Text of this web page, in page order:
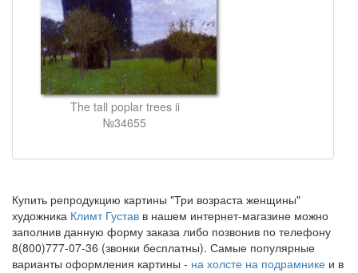
The tall poplar trees ii
№34655
Купить репродукцию картины "Три возраста женщины"
художника Климт Густав в нашем интернет-магазине можно
заполнив данную форму заказа либо позвонив по телефону
8(800)777-07-36 (звонки бесплатны). Самые популярные
варианты оформления картины - на холсте на подрамнике и в